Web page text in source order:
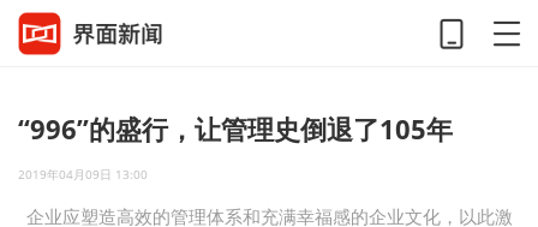
“996”的盛行，让管理史倒退了105年
2019年04月09日 13:00
企业应塑造高效的管理体系和充满幸福感的企业文化，以此激